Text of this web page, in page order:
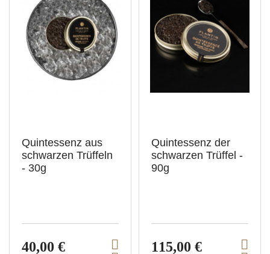
Quintessenz aus
schwarzen Trüffeln
- 30g
40,00 € V
Quintessenz der
schwarzen Trüffel -
90g
115,00 € V